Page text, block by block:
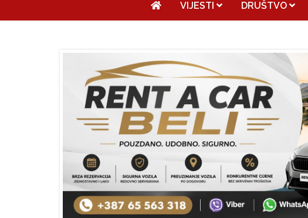
VIJESTI DRUŠTVO